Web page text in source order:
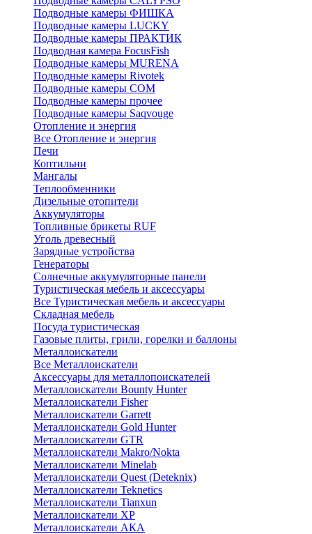
Подводные камеры ФИШКА
Подводные камеры LUCKY
Подводные камеры ПРАКТИК
Подводная камера FocusFish
Подводные камеры MURENA
Подводные камеры Rivotek
Подводные камеры СОМ
Подводные камеры прочее
Подводные камеры Saqvouge
Отопление и энергия
Все Отопление и энергия
Печи
Коптильни
Мангалы
Теплообменники
Дизельные отопители
Аккумуляторы
Топливные брикеты RUF
Уголь древесный
Зарядные устройства
Генераторы
Солнечные аккумуляторные панели
Туристическая мебель и аксессуары
Все Туристическая мебель и аксессуары
Складная мебель
Посуда туристическая
Газовые плиты, грили, горелки и баллоны
Металлоискатели
Все Металлоискатели
Аксессуары для металлопоискателей
Металлоискатели Bounty Hunter
Металлоискатели Fisher
Металлоискатели Garrett
Металлоискатели Gold Hunter
Металлоискатели GTR
Металлоискатели Makro/Nokta
Металлоискатели Minelab
Металлоискатели Quest (Deteknix)
Металлоискатели Teknetics
Металлоискатели Tianxun
Металлоискатели XP
Металлоискатели АКА